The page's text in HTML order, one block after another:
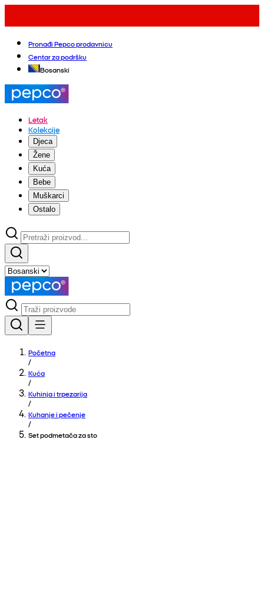
Pronađi Pepco prodavnicu
Centar za podršku
Bosanski
Letak
Kolekcije
Djeca
Žene
Kuća
Bebe
Muškarci
Ostalo
Početna
/
Kuća
/
Kuhinja i trpezarija
/
Kuhanje i pečenje
/
Set podmetača za sto